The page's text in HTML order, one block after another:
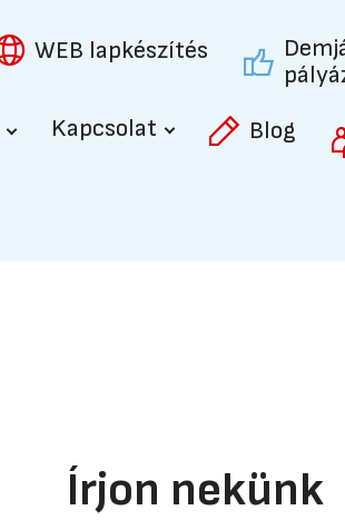
WEB lapkészítés
Kapcsolat Blog
Írjon nekünk